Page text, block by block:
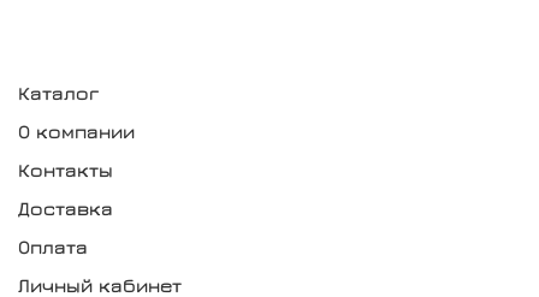
Каталог
О компании
Контакты
Доставка
Оплата
Личный кабинет